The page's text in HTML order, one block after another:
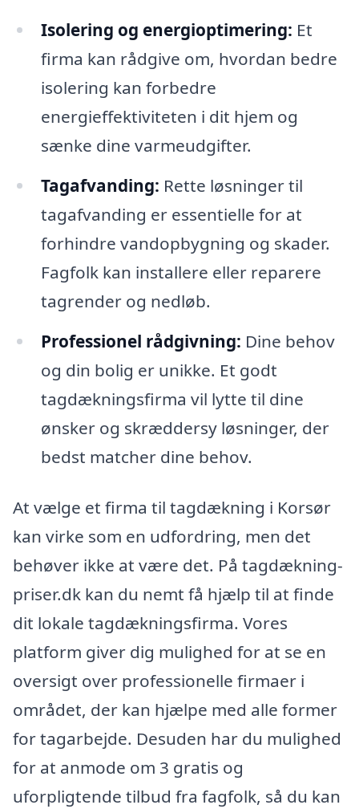
Isolering og energioptimering: Et
firma kan rådgive om, hvordan bedre
isolering kan forbedre
energieffektiviteten i dit hjem og
sænke dine varmeudgifter.
Tagafvanding: Rette løsninger til
tagafvanding er essentielle for at
forhindre vandopbygning og skader.
Fagfolk kan installere eller reparere
tagrender og nedløb.
Professionel rådgivning: Dine behov
og din bolig er unikke. Et godt
tagdækningsfirma vil lytte til dine
ønsker og skræddersy løsninger, der
bedst matcher dine behov.
At vælge et firma til tagdækning i Korsør
kan virke som en udfordring, men det
behøver ikke at være det. På tagdækning-
priser.dk kan du nemt få hjælp til at finde
dit lokale tagdækningsfirma. Vores
platform giver dig mulighed for at se en
oversigt over professionelle firmaer i
området, der kan hjælpe med alle former
for tagarbejde. Desuden har du mulighed
for at anmode om 3 gratis og
uforpligtende tilbud fra fagfolk, så du kan